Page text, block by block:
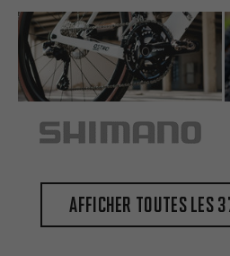
Afficher toutes les